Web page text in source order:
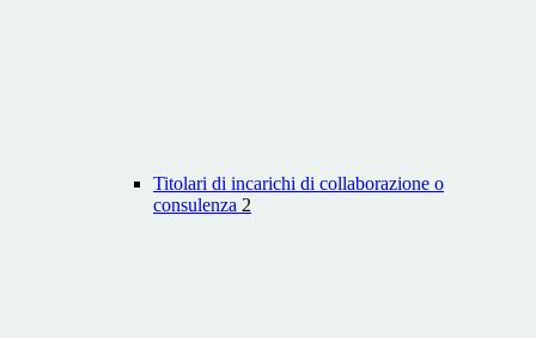
Titolari di incarichi di collaborazione o
consulenza 2